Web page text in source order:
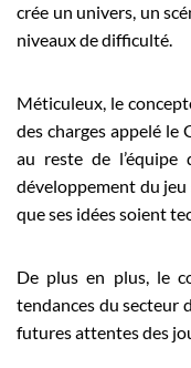
crée un univers, un
niveaux de difficulté.
Méticuleux, le
des charges appelé le
au reste de l’équipe
développement du
que ses idées soient
De plus en plus, le
tendances du secteur
futures attentes des